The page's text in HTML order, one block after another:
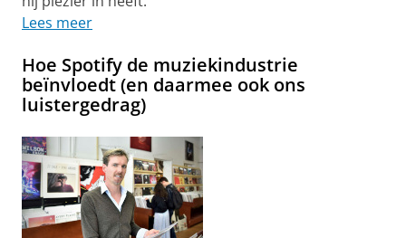
Lees meer
Hoe Spotify de muziekindustrie
beïnvloedt (en daarmee ook ons
luistergedrag)